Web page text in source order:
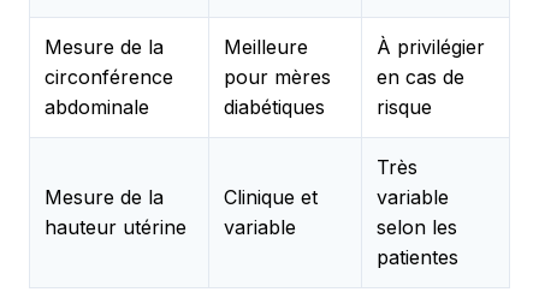
Mesure de la
circonférence
abdominale
Meilleure
pour mères
diabétiques
À privilégier
en cas de
risque
Mesure de la
hauteur utérine
Clinique et
variable
Très
variable
selon les
patientes